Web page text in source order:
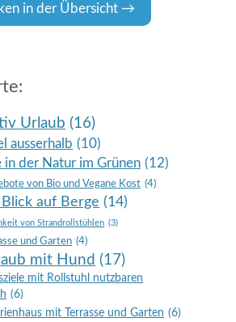
in der Übersicht
Urlaub (16)
ausserhalb (10)
in der Natur im Grünen (12)
von Bio und Vegane Kost (4)
auf Berge (14)
von Strandrollstühlen (3)
und Garten (4)
mit Hund (17)
mit Rollstuhl nutzbaren
(6)
mit Terrasse und Garten (6)